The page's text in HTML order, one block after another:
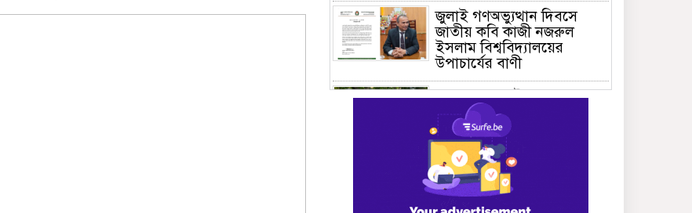
জুলাই গণঅভ্যুত্থান দিবসে
জাতীয় কবি কাজী নজরুল
ইসলাম বিশ্ববিদ্যালয়ের
উপাচার্যের বাণী
গণভবনে জুলাই গণঅভ্যুত্থান
স্মৃতি জাদুঘরের যাত্রা শুরু
জুলাই আন্দোলন জনগণের,
কৃতিত্ব কোনো একক দলের নয়:
প্রধানমন্ত্রী